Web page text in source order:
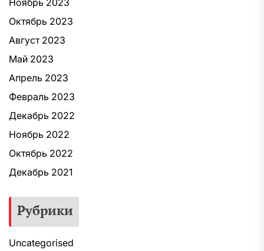
Ноябрь 2023
Октябрь 2023
Август 2023
Май 2023
Апрель 2023
Февраль 2023
Декабрь 2022
Ноябрь 2022
Октябрь 2022
Декабрь 2021
Рубрики
Uncategorised